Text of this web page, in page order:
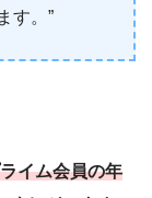
す。”
イム会員の年